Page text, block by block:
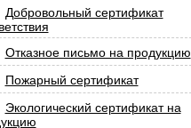
Добровольный сертификат
Отказное письмо на продукцию
Пожарный сертификат
Экологический сертификат на